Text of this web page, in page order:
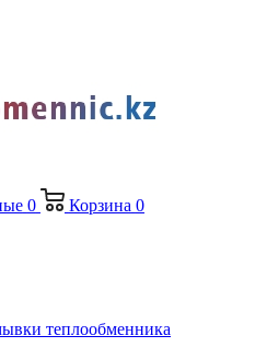
0 Корзина 0
теплообменника